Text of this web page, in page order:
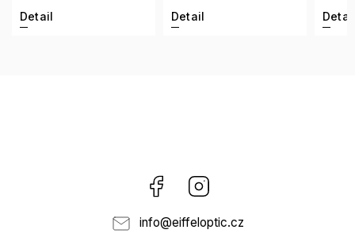
Detail Detail
Facebook
info@eiffeloptic.cz